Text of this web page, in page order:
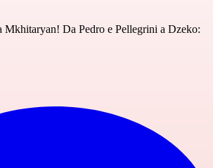
Da Pedro e Pellegrini a Dzeko: